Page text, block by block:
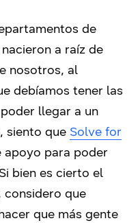
de
a raíz de
nosotros, al
debíamos tener las
llegar a un
siento que Solve for
apoyo para poder
bien es cierto el
considero que
que más gente